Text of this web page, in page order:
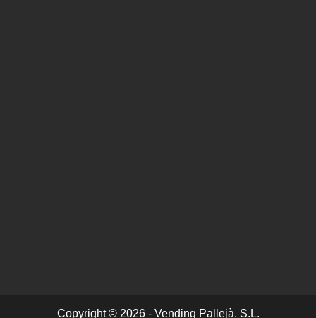
Copyright © 2026 - Vending Pallejà, S.L.